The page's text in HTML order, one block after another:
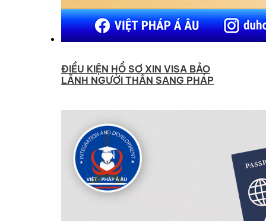
ĐIỀU KIỆN HỒ SƠ XIN VISA BẢO
LÃNH NGƯỜI THÂN SANG PHÁP